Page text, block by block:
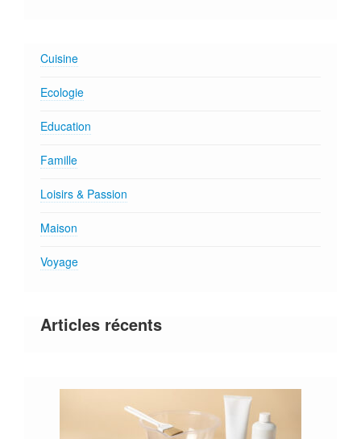
Cuisine
Ecologie
Education
Famille
Loisirs & Passion
Maison
Voyage
Articles récents